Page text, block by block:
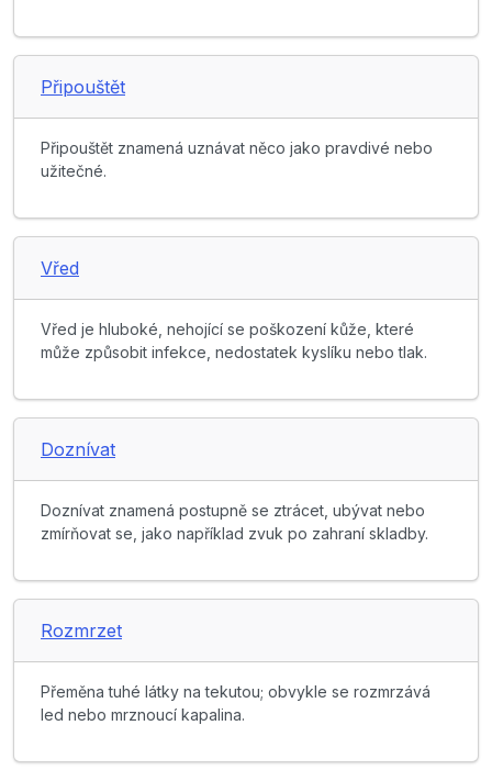
Připouštět
Připouštět znamená uznávat něco jako pravdivé nebo
užitečné.
Vřed
Vřed je hluboké, nehojící se poškození kůže, které
může způsobit infekce, nedostatek kyslíku nebo tlak.
Doznívat
Doznívat znamená postupně se ztrácet, ubývat nebo
zmírňovat se, jako například zvuk po zahraní skladby.
Rozmrzet
Přeměna tuhé látky na tekutou; obvykle se rozmrzává
led nebo mrznoucí kapalina.